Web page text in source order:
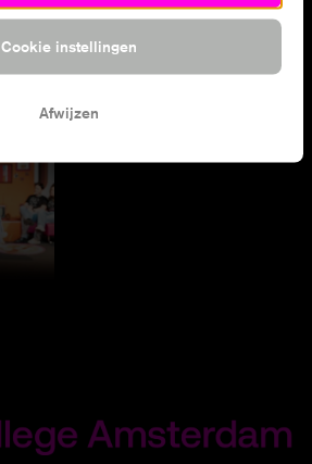
Backstage design
& techniek
Cookie instellingen
Afwijzen